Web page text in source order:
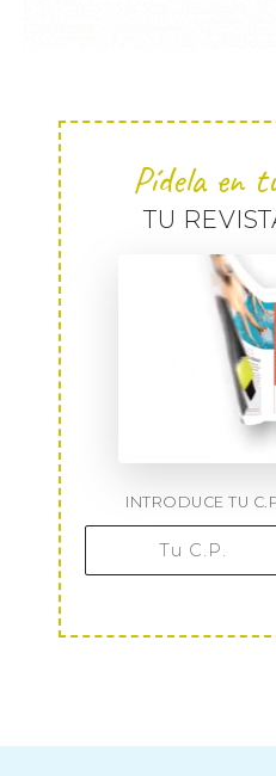
Pídela en
TU
INTRODUCE TU